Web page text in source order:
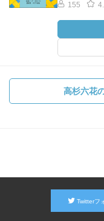
155
高杉六花
Twitterフ